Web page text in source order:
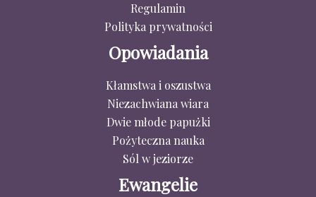
Regulamin
Polityka prywatności
Opowiadania
Kłamstwa i oszustwa
Niezachwiana wiara
Dwie młode papużki
Pożyteczna nauka
Sól w jeziorze
Ewangelie